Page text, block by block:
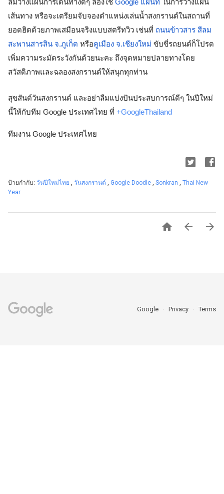
ลืมวางแผนการเดินทางดีๆ ลองใช้ Google แผนที่ ในการวางแผน
เส้นทาง หรือจะเตรียมจับจองตำแหน่งเล่นน้ำสงกรานต์ในสถานที่
ยอดฮิตด้วยภาพเสมือนจริงแบบสตรีทวิว เช่นที่ ถนนข้าวสาร สีลม
สะพานสารสิน จ.ภูเก็ต หรือคูเมือง จ.เชียงใหม่ ขับขี่รถยนต์ก็โปรด
เพิ่มความระมัดระวังกันด้วยนะคะ ถึงจุดหมายปลายทางโดย
สวัสดิภาพและฉลองสงกรานต์ให้สนุกทุกท่าน
สุขสันต์วันสงกรานต์ และอย่าลืมแบ่งปันประสบการณ์ดีๆ ในปีใหม่
นี้ให้กับทีม Google ประเทศไทย ที่ +GoogleThailand
ทีมงาน Google ประเทศไทย
ป้ายกำกับ: วันปีใหม่ไทย , วันสงกรานต์ , Google Doodle , Sonkran , Thai New
Year
  
Google Privacy Terms